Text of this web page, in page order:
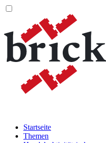
Startseite
Themen